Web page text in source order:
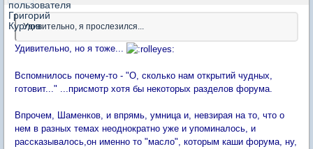
Удивительно, я прослезился...
Удивительно, но я тоже...
Вспомнилось почему-то - "О, сколько нам открытий чудных,
готовит..." ...присмотр хотя бы некоторых разделов форума.
Впрочем, Шаменков, и впрямь, умница и, невзирая на то, что о
нем в разных темах неоднократно уже и упоминалось, и
рассказывалось,он именно то "масло", которым каши форума, ну,